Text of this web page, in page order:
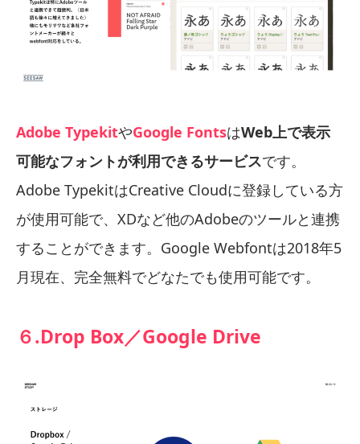
Adobe TypekitやGoogle FontsはWeb上で表示
可能なフォントが利用できるサービスです。
Adobe TypekitはCreative Cloudに登録している方
が使用可能で、XDなど他のAdobeのツールと連携
することができます。Google Webfontは2018年5
月現在、完全無料でどなたでも使用可能です。
６.Drop Box／Google Drive